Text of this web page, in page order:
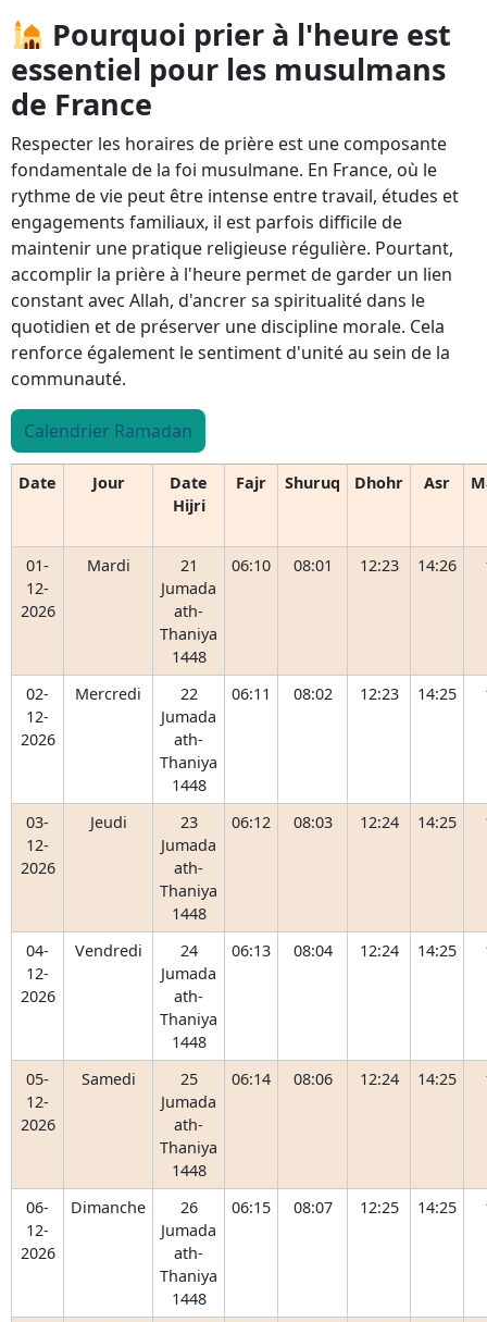
Pourquoi prier à l'heure est
essentiel pour les musulmans
de France
Respecter les horaires de prière est une composante
fondamentale de la foi musulmane. En France, où le
rythme de vie peut être intense entre travail, études et
engagements familiaux, il est parfois difficile de
maintenir une pratique religieuse régulière. Pourtant,
accomplir la prière à l'heure permet de garder un lien
constant avec Allah, d'ancrer sa spiritualité dans le
quotidien et de préserver une discipline morale. Cela
renforce également le sentiment d'unité au sein de la
communauté.
Calendrier Ramadan
Date Jour
Date
Hijri
Fajr Shuruq Dhohr Asr
01-
12-
2026
Mardi
21
Jumada
ath-
Thaniya
1448
06:10 08:01 12:23 14:26
02-
12-
2026
Mercredi
22
Jumada
ath-
Thaniya
1448
06:11 08:02 12:23 14:25
03-
12-
2026
Jeudi
23
Jumada
ath-
Thaniya
1448
06:12 08:03 12:24 14:25
04-
12-
2026
Vendredi
24
Jumada
ath-
Thaniya
1448
06:13 08:04 12:24 14:25
05-
12-
2026
Samedi
25
Jumada
ath-
Thaniya
1448
06:14 08:06 12:24 14:25
06-
12-
2026
Dimanche
26
Jumada
ath-
Thaniya
1448
06:15 08:07 12:25 14:25